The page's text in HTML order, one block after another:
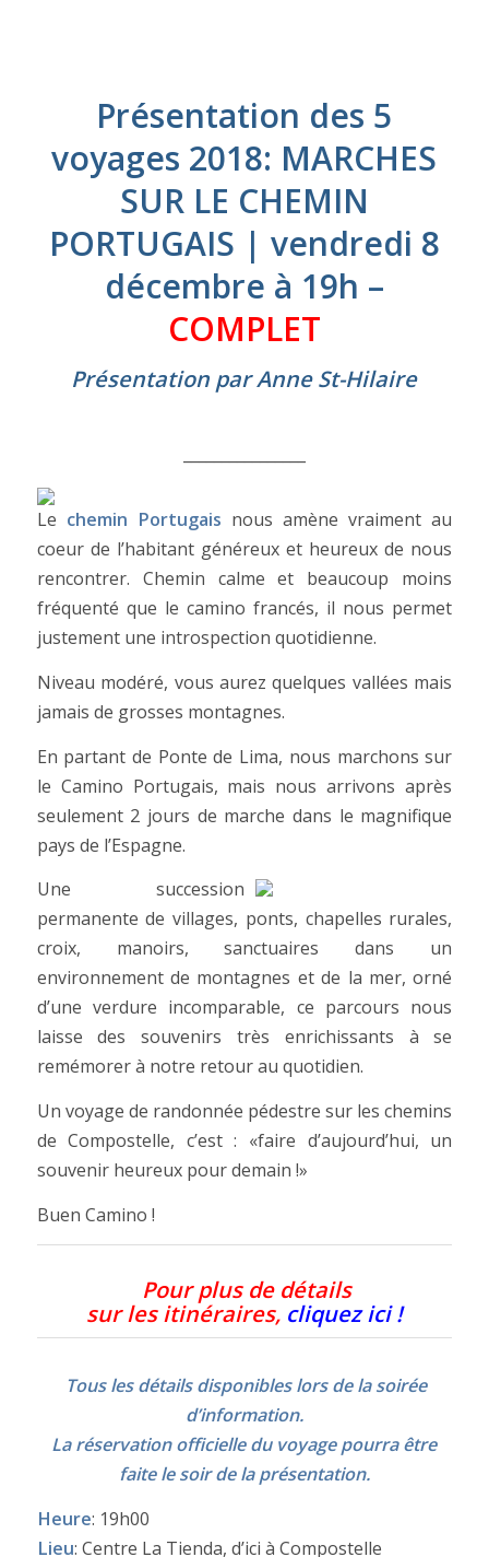
Présentation des 5
voyages 2018: MARCHES
SUR LE CHEMIN
PORTUGAIS | vendredi 8
décembre à 19h –
COMPLET
Présentation par Anne St-Hilaire
Le chemin Portugais nous amène vraiment au
coeur de l’habitant généreux et heureux de nous
rencontrer. Chemin calme et beaucoup moins
fréquenté que le camino francés, il nous permet
justement une introspection quotidienne.
Niveau modéré, vous aurez quelques vallées mais
jamais de grosses montagnes.
En partant de Ponte de Lima, nous marchons sur
le Camino Portugais, mais nous arrivons après
seulement 2 jours de marche dans le magnifique
pays de l’Espagne.
Une succession
permanente de villages, ponts, chapelles rurales,
croix, manoirs, sanctuaires dans un
environnement de montagnes et de la mer, orné
d’une verdure incomparable, ce parcours nous
laisse des souvenirs très enrichissants à se
remémorer à notre retour au quotidien.
Un voyage de randonnée pédestre sur les chemins
de Compostelle, c’est : «faire d’aujourd’hui, un
souvenir heureux pour demain !»
Buen Camino !
Pour plus de détails
sur les itinéraires, cliquez ici !
Tous les détails disponibles lors de la soirée
d’information.
La réservation officielle du voyage pourra être
faite le soir de la présentation.
Heure: 19h00
Lieu: Centre La Tienda, d’ici à Compostelle